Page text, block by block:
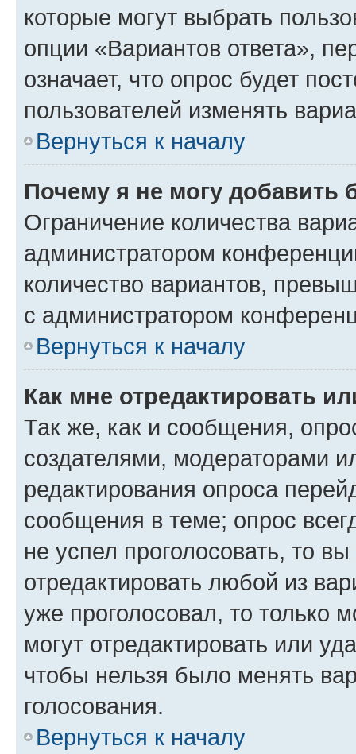
которые могут выбрать
опции «Вариантов ответа»,
означает, что опрос будет
пользователей изменять
Вернуться к началу
Почему я не могу добавить
Ограничение количества
администратором
количество вариантов,
с администратором
Вернуться к началу
Как мне отредактировать
Так же, как и сообщения,
создателями, модераторами
редактирования опроса
сообщения в теме; опрос
не успел проголосовать, то
отредактировать любой из
уже проголосовал, то только
могут отредактировать или
чтобы нельзя было менять
голосования.
Вернуться к началу